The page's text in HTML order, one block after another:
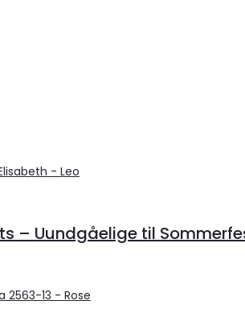
– Uundgåelige til